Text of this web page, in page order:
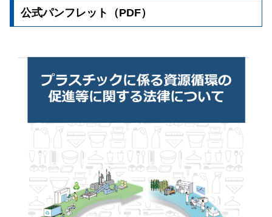
公式パンフレット（PDF）